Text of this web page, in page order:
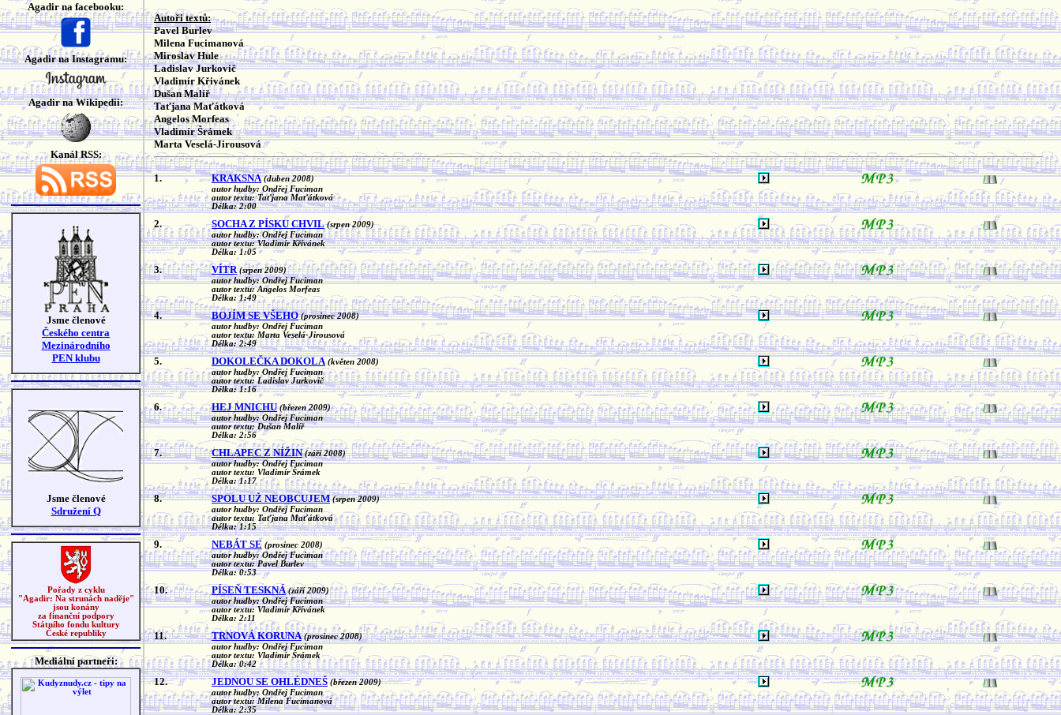
Agadir na facebooku:
Agadir na Instagramu:
Agadir na Wikipedii:
Kanál RSS:
Jsme členové
Českého centra
Mezinárodního
PEN klubu
Jsme členové
Sdružení Q
Pořady z cyklu
"Agadir: Na strunách naděje"
jsou konány
za finanční podpory
Státního fondu kultury
České republiky
Mediální partneři:
Autoři textů:
Pavel Burlev
Milena Fucimanová
Miroslav Hule
Ladislav Jurkovič
Vladimír Křivánek
Dušan Malíř
Taťjana Maťátková
Angelos Morfeas
Vladimír Šrámek
Marta Veselá-Jirousová
1. KRAKSNA (duben 2008)
autor hudby: Ondřej Fuciman
autor textu: Taťjana Maťátková
Délka: 2:00
2. SOCHA Z PÍSKU CHVIL (srpen 2009)
autor hudby: Ondřej Fuciman
autor textu: Vladimír Křívánek
Délka: 1:05
3. VÍTR (srpen 2009)
autor hudby: Ondřej Fuciman
autor textu: Angelos Morfeas
Délka: 1:49
4. BOJÍM SE VŠEHO (prosinec 2008)
autor hudby: Ondřej Fuciman
autor textu: Marta Veselá-Jirousová
Délka: 2:49
5. DOKOLEČKA DOKOLA (květen 2008)
autor hudby: Ondřej Fuciman
autor textu: Ladislav Jurkovič
Délka: 1:16
6. HEJ MNICHU (březen 2009)
autor hudby: Ondřej Fuciman
autor textu: Dušan Malíř
Délka: 2:56
7. CHLAPEC Z NÍŽIN (září 2008)
autor hudby: Ondřej Fuciman
autor textu: Vladimír Šrámek
Délka: 1:17
8. SPOLU UŽ NEOBCUJEM (srpen 2009)
autor hudby: Ondřej Fuciman
autor textu: Taťjana Maťátková
Délka: 1:15
9. NEBÁT SE (prosinec 2008)
autor hudby: Ondřej Fuciman
autor textu: Pavel Burlev
Délka: 0:53
10. PÍSEŇ TESKNÁ (září 2009)
autor hudby: Ondřej Fuciman
autor textu: Vladimír Křívánek
Délka: 2:11
11. TRNOVÁ KORUNA (prosinec 2008)
autor hudby: Ondřej Fuciman
autor textu: Vladimír Šrámek
Délka: 0:42
12. JEDNOU SE OHLÉDNEŠ (březen 2009)
autor hudby: Ondřej Fuciman
autor textu: Milena Fucimanová
Délka: 2:35